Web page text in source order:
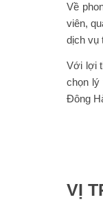
Về
viên,
dịch vụ
Với lợi
chọn lý
Đông
VỊ